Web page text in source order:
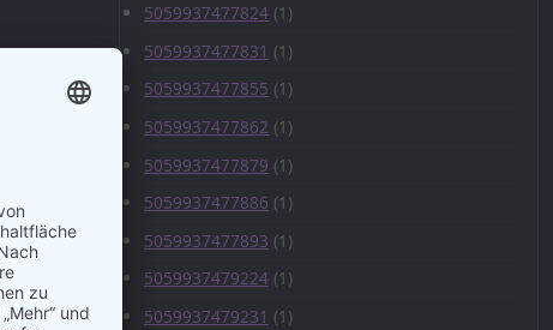
5059937477824 (1)
5059937477831 (1)
5059937477855 (1)
5059937477862 (1)
5059937477879 (1)
5059937477886 (1)
5059937477893 (1)
5059937479224 (1)
5059937479231 (1)